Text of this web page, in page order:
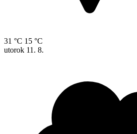
31 °C 15 °C
utorok 11. 8.